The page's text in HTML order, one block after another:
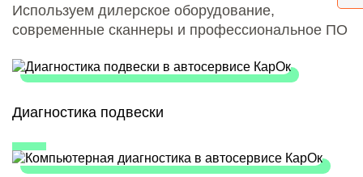
Используем дилерское оборудование,
современные сканнеры и профессиональное ПО
Диагностика подвески